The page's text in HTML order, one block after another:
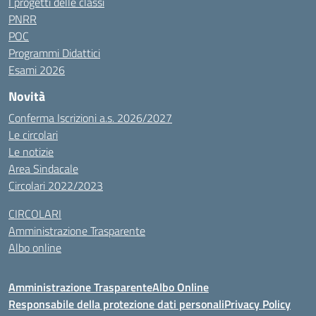
PNRR
POC
Programmi Didattici
Esami 2026
Novità
Conferma Iscrizioni a.s. 2026/2027
Le circolari
Le notizie
Area Sindacale
Circolari 2022/2023
CIRCOLARI
Amministrazione Trasparente
Albo online
Amministrazione TrasparenteAlbo Online
Responsabile della protezione dati personaliPrivacy Policy